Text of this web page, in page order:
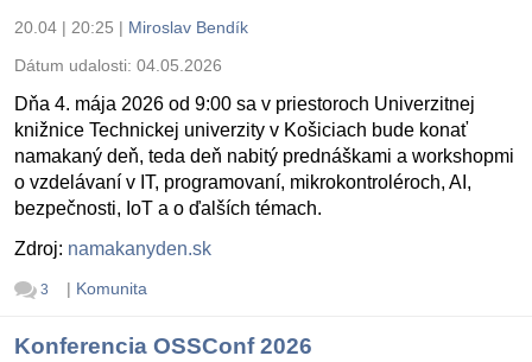
20.04 | 20:25 | Miroslav Bendík
Dátum udalosti: 04.05.2026
Dňa 4. mája 2026 od 9:00 sa v priestoroch Univerzitnej
knižnice Technickej univerzity v Košiciach bude konať
namakaný deň, teda deň nabitý prednáškami a workshopmi
o vzdelávaní v IT, programovaní, mikrokontroléroch, AI,
bezpečnosti, IoT a o ďalších témach.
Zdroj: namakanyden.sk
3 | Komunita
Konferencia OSSConf 2026